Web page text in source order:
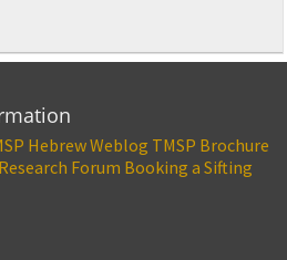
Hebrew Weblog TMSP Brochure
Forum Booking a Sifting